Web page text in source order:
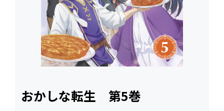
おかしな転生 第5巻